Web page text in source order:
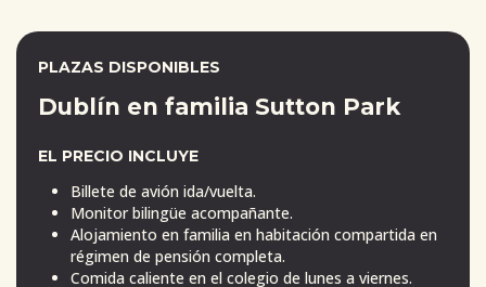
PLAZAS DISPONIBLES
Dublín en familia Sutton Park
EL PRECIO INCLUYE
Billete de avión ida/vuelta.
Monitor bilingüe acompañante.
Alojamiento en familia en habitación compartida en
régimen de pensión completa.
Comida caliente en el colegio de lunes a viernes.